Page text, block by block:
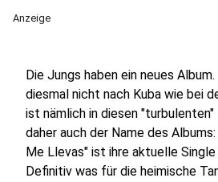
Anzeige
Die Jungs haben ein neues
diesmal nicht nach Kuba wie bei
ist nämlich in diesen
daher auch der Name des
Me Llevas" ist ihre aktuelle Single
Definitiv was für die heimische